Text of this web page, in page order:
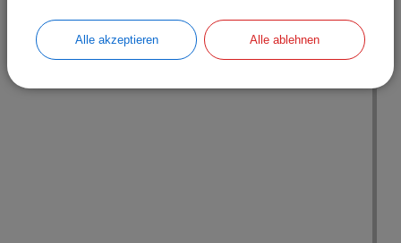
Alle akzeptieren Alle ablehnen